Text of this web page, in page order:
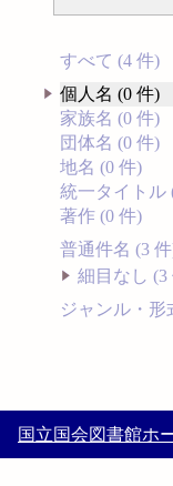
すべて (4 件)
個人名 (0 件)
家族名 (0 件)
団体名 (0 件)
地名 (0 件)
統一タイトル
著作 (0 件)
普通件名 (3
細目なし (3
ジャンル・形
国立国会図書館ホ